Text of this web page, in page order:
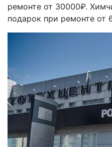
ремонте от 30000₽.
подарок при ремонте от